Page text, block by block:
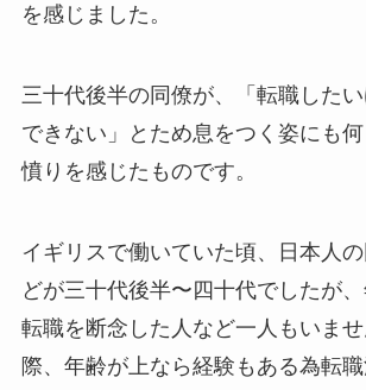
を感じました。
三十代後半の同僚が、「転職した
できない」とため息をつく姿にも
憤りを感じたものです。
イギリスで働いていた頃、日本人
どが三十代後半〜四十代でしたが
転職を断念した人など一人もいま
際、年齢が上なら経験もある為転